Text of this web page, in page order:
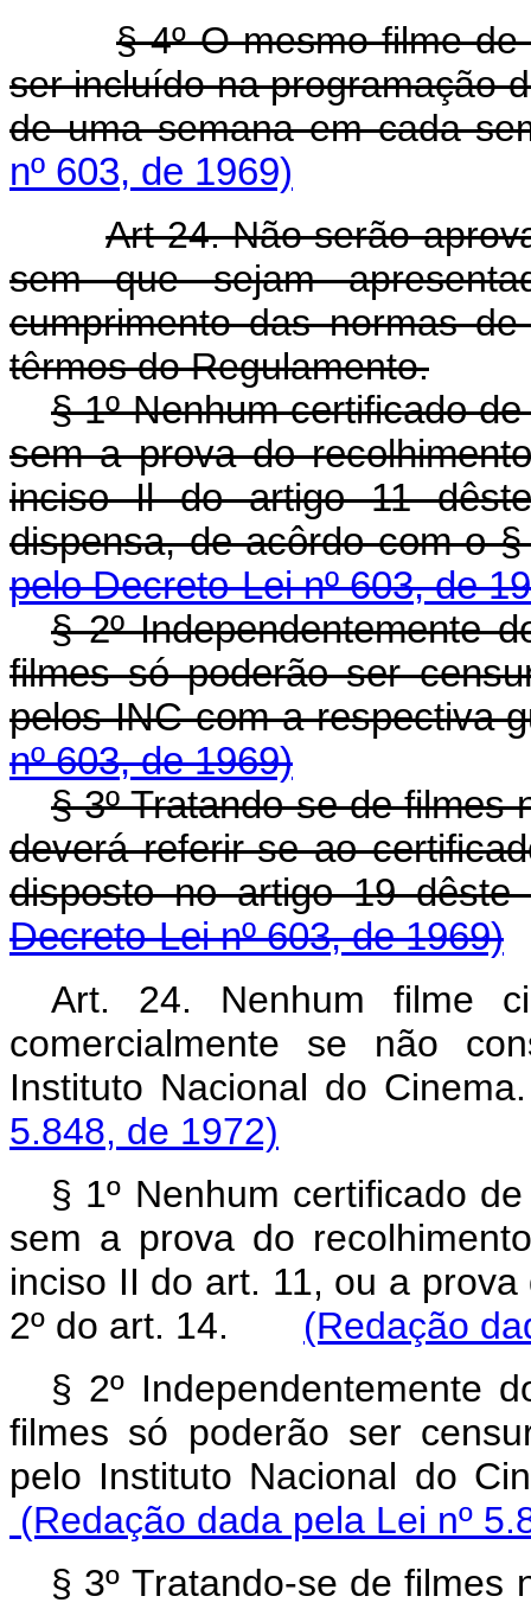
§ 4º O mesmo filme
ser incluído na programação
de uma semana em cada
nº 603, de 1969)
Art 24. Não serão
sem que sejam
cumprimento das normas
têrmos do Regulamento.
§ 1º Nenhum certificado
sem a prova do
inciso Il do artigo 11
dispensa, de acôrdo
pelo Decreto-Lei nº 603, de
§ 2º Independentemente
filmes só poderão ser
pelos INC com a
nº 603, de 1969)
§ 3º Tratando-se de filmes
deverá referir-se ao
disposto no artigo 19
Decreto-Lei nº 603, de 1969)
Art. 24. Nenhum filme
comercialmente se não
Instituto Nacional do
5.848, de 1972)
§ 1º Nenhum certificado
sem a prova do
inciso II do art. 11, ou a
2º do art. 14. (Redação
§ 2º Independentemente
filmes só poderão ser
pelo Instituto Nacional
(Redação dada pela Lei nº
§ 3º Tratando-se de filmes